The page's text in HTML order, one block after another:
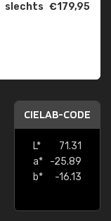
slechts €179,95
CIELAB-CODE
L*
71.31
a*
-25.89
b*
-16.13